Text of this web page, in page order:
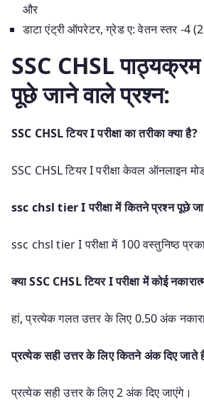
और
डाटा एंट्री ऑपरेटर, ग्रेड ए: वेतन स्तर -4
SSC CHSL
पूछे जाने वाले प्रश्न:
SSC CHSL टियर I परीक्षा का तरीका क्या है?
SSC CHSL टियर I परीक्षा केवल ऑनलाइन
ssc chsl tier I परीक्षा में कितने प्रश्न पूछे
ssc chsl tier I परीक्षा में 100 वस्तुनिष्ठ
क्या SSC CHSL टियर I परीक्षा में कोई
हां, प्रत्येक गलत उत्तर के लिए 0.50 अंक
प्रत्येक सही उत्तर के लिए कितने अंक दिए जाते
प्रत्येक सही उत्तर के लिए 2 अंक दिए जाएंगे।